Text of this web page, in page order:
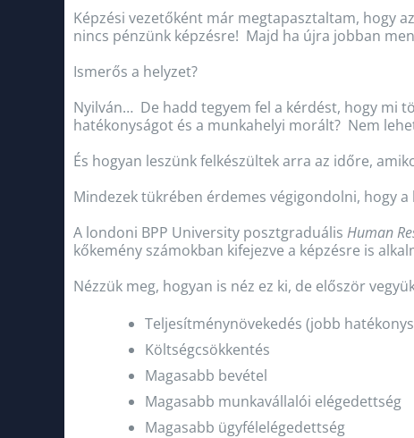
Képzési vezetőként már megtapasztaltam, hogy
nincs pénzünk képzésre! Majd ha újra jobban
Ismerős a helyzet?
Nyilván… De hadd tegyem fel a kérdést, hogy mi
hatékonyságot és a munkahelyi morált? Nem
És hogyan leszünk felkészültek arra az időre,
Mindezek tükrében érdemes végigondolni, hogy
A londoni BPP University posztgraduális Human
kőkemény számokban kifejezve a képzésre is
Nézzük meg, hogyan is néz ez ki, de először
Teljesítménynövekedés (jobb
Költségcsökkentés
Magasabb bevétel
Magasabb munkavállalói elégedettség
Magasabb ügyfélelégedettség